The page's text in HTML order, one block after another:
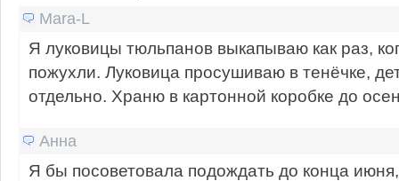
Mara-L
Я луковицы тюльпанов выкапываю как раз,
пожухли. Луковица просушиваю в тенёчке,
отдельно. Храню в картонной коробке до
Анна
Я бы посоветовала подождать до конца июня,